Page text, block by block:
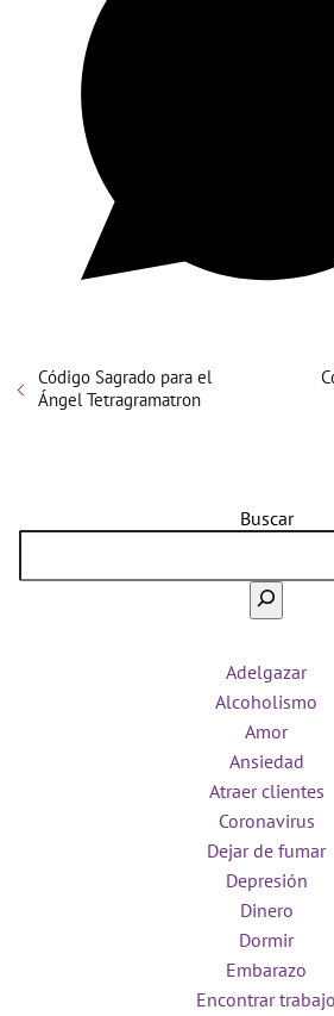
Código Sagrado para el
Ángel Tetragramatron
Buscar
Adelgazar
Alcoholismo
Amor
Ansiedad
Atraer clientes
Coronavirus
Dejar de fumar
Depresión
Dinero
Dormir
Embarazo
Encontrar trabajo